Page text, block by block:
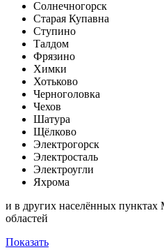
Солнечногорск
Старая Купавна
Ступино
Талдом
Фрязино
Химки
Хотьково
Черноголовка
Чехов
Шатура
Щёлково
Электрогорск
Электросталь
Электроугли
Яхрома
и в других населённых пунктах
областей
Показать